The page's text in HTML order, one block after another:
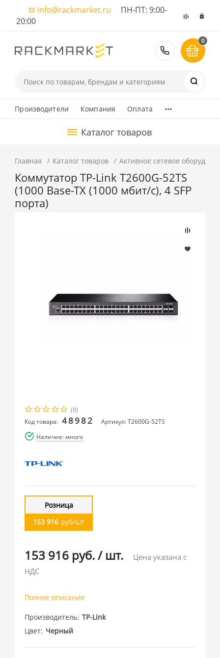
info@rackmarket.ru ПН-ПТ: 9:00-
20:00
8 (495)
0
Производители Компания Оплата ...
Каталог товаров
Главная Каталог товаров Активное сетевое
Коммутатор TP-Link T2600G-52TS
(1000 Base-TX (1000 мбит/с), 4 SFP
порта)
(0)
Код товара: 48982
Артикул: T2600G-52TS
Наличие: много
Розница
153 916 руб/шт
153 916 руб./ шт.
Цена указана с
НДС
Полное описание
Производитель TP-Link
Цвет Черный